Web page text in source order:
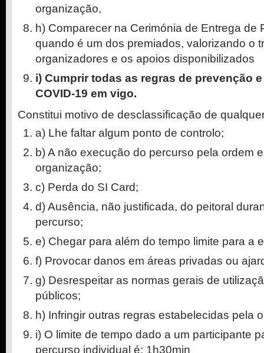
organização,
h) Comparecer na Cerimónia de Entrega de
quando é um dos premiados, valorizando o
organizadores e os apoios disponibilizados
i) Cumprir todas as regras de prevenção
COVID-19 em vigo.
Constitui motivo de desclassificação de
a) Lhe faltar algum ponto de controlo;
b) A não execução do percurso pela ordem
organização;
c) Perda do SI Card;
d) Ausência, não justificada, do peitoral
percurso;
e) Chegar para além do tempo limite para a
f) Provocar danos em áreas privadas ou
g) Desrespeitar as normas gerais de
públicos;
h) Infringir outras regras estabelecidas pela
i) O limite de tempo dado a um participante
percurso individual é: 1h30min